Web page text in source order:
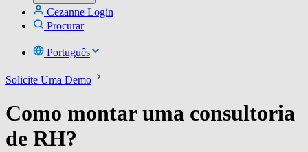
Cezanne Login
Procurar
Português
Solicite Uma Demo
Como montar uma consultoria
de RH?